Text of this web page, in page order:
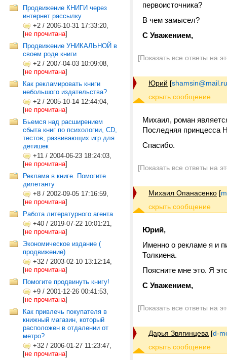
Продвижение КНИГИ через
интернет рассылку
+2 / 2006-10-31 17:33:20,
[не прочитана]
Продвижение УНИКАЛЬНОЙ в
своем роде книги
+2 / 2007-04-03 10:09:08,
[не прочитана]
Как рекламировать книги
небольшого издательства?
+2 / 2005-10-14 12:44:04,
[не прочитана]
Бьемся над расширением
сбыта книг по психологии, CD,
тестов, развивающих игр для
детишек
+11 / 2004-06-23 18:24:03,
[не прочитана]
Реклама в книге. Помогите
дилетанту
+8 / 2002-09-05 17:16:59,
[не прочитана]
Работа литературного агента
+40 / 2019-07-22 10:01:21,
[не прочитана]
Экономическое издание (
продвижение)
+32 / 2003-02-10 13:12:14,
[не прочитана]
Помогите продвинуть книгу!
+9 / 2001-12-26 00:41:53,
[не прочитана]
Как привлечь покупателя в
книжный магазин, который
расположен в отдалении от
метро?
+32 / 2006-01-27 11:23:47,
[не прочитана]
первоисточника?
В чем замысел?
C Уважением,
[Показать все ответы на
Юрий [shamsin@mail.ru
Михаил, роман
Последняя принцесса
Спасибо.
[Показать все ответы на
Михаил Опанасенко [
Юрий,
Именно о рекламе я и
Толкиена.
Поясните мне это. Я
С Уважением,
[Показать все ответы на
Дарья Звягинцева [d-